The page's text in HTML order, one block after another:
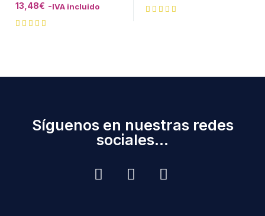
13,48€ -IVA incluido
Síguenos en nuestras redes
sociales...